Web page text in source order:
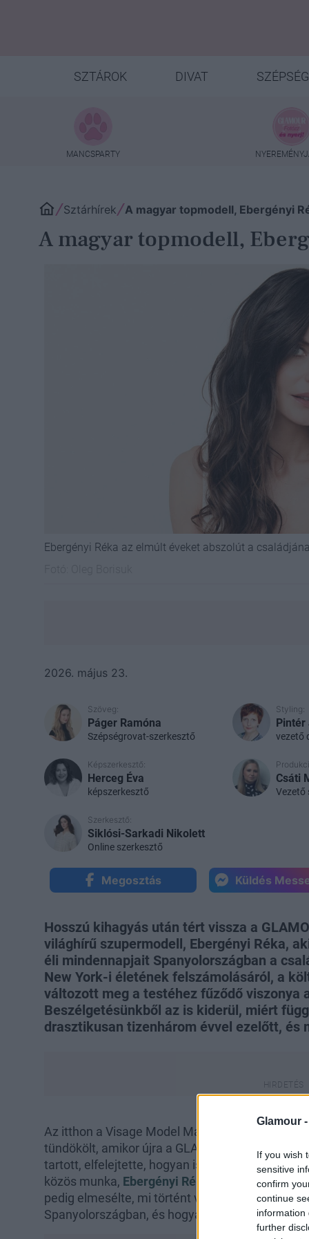
Glamour -
If you wish
sensitive
confirm
continue
information
further
SZTÁROK DIVAT SZÉPSÉG
MANCSPARTY
Sztárhírek A magyar topmodell, Ebergényi
A magyar topmodell,
Ebergényi Réka az elmúlt éveket abszolút a
2026. május 23.
Szöveg:
Páger Ramóna
Szépségrovat-szerkesztő
Styling:
Pintér
vezető
Képszerkesztő:
Herceg Éva
képszerkesztő
Csáti
Vezető
Szerkesztő:
Siklósi-Sarkadi Nikolett
Online szerkesztő
Megosztás Küldés
Hosszú kihagyás után tért vissza a
világhírű szupermodell, Ebergényi Réka,
éli mindennapjait Spanyolországban a
New York-i életének felszámolásáról, a
változott meg a testéhez fűződő viszonya
Beszélgetésünkből az is kiderül, miért
drasztikusan tizenhárom évvel ezelőtt, és
Az itthon a Visage Model Management
tündökölt, amikor újra a GLAMOUR kamerái elé
tartott, elfelejtette, hogyan is kell pózolni
közös munka, Ebergényi Réka
profin tért
pedig elmesélte, mi történt vele az elmúlt évek
Spanyolországban, és hogyan telnek a